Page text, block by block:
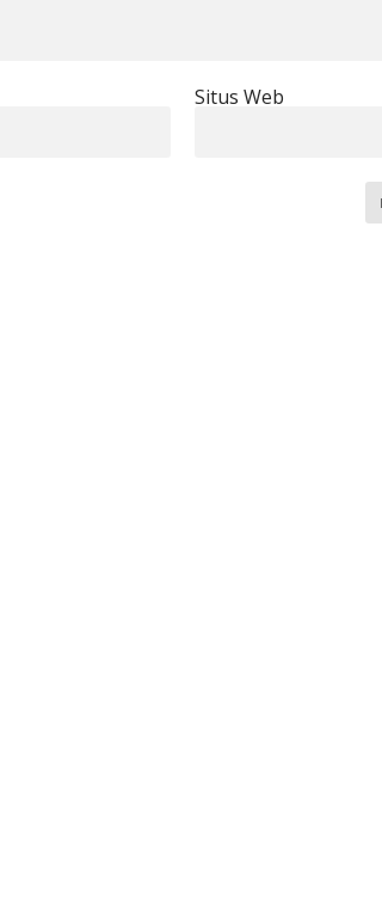
Situs Web